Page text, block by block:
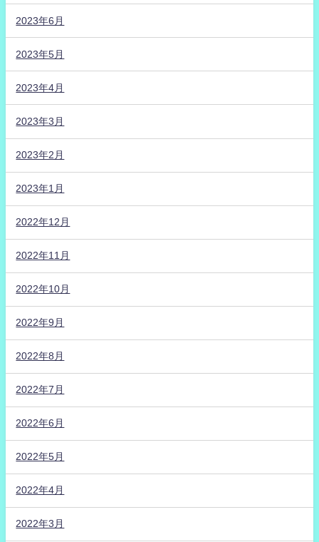
2023年6月
2023年5月
2023年4月
2023年3月
2023年2月
2023年1月
2022年12月
2022年11月
2022年10月
2022年9月
2022年8月
2022年7月
2022年6月
2022年5月
2022年4月
2022年3月